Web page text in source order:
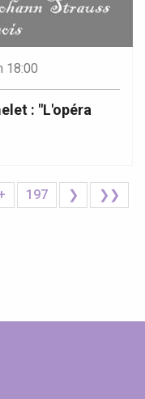
18:00
: "L'opéra
197 ❯ ❯❯